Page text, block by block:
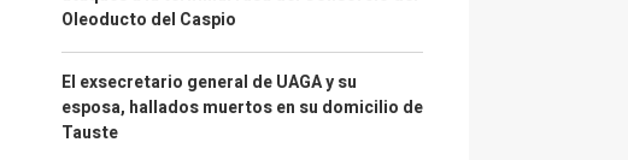
Oleoducto del Caspio
El exsecretario general de UAGA y su
esposa, hallados muertos en su domicilio de
Tauste